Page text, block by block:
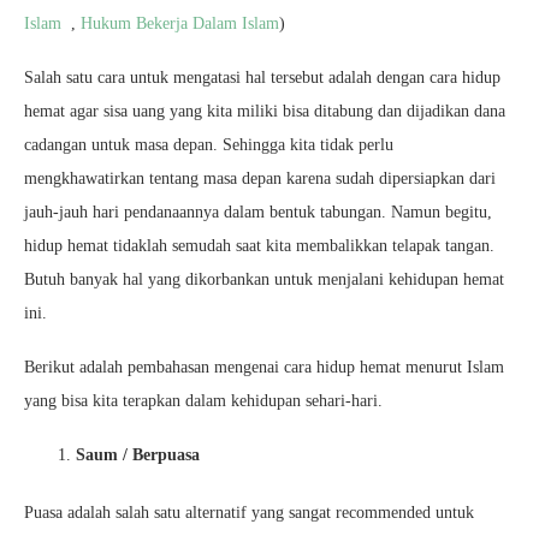
Islam , Hukum Bekerja Dalam Islam)
Salah satu cara untuk mengatasi hal tersebut adalah dengan cara hidup
hemat agar sisa uang yang kita miliki bisa ditabung dan dijadikan dana
cadangan untuk masa depan. Sehingga kita tidak perlu
mengkhawatirkan tentang masa depan karena sudah dipersiapkan dari
jauh-jauh hari pendanaannya dalam bentuk tabungan. Namun begitu,
hidup hemat tidaklah semudah saat kita membalikkan telapak tangan.
Butuh banyak hal yang dikorbankan untuk menjalani kehidupan hemat
ini.
Berikut adalah pembahasan mengenai cara hidup hemat menurut Islam
yang bisa kita terapkan dalam kehidupan sehari-hari.
Saum / Berpuasa
Puasa adalah salah satu alternatif yang sangat recommended untuk